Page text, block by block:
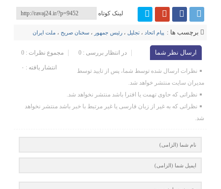
لینک کوتاه
برچسب ها : پیام اتحاد ،تجلیل ،رئیس جمهور ،سخنان صریح ، ملت ایران
ارسال نظر شما مجموع نظرات : 0 در انتظار بررسی : 0
انتشار یافته : ۰
نظرات ارسال شده توسط شما، پس از تایید توسط
مدیران سایت منتشر خواهد شد.
نظراتی که حاوی تهمت یا افترا باشد منتشر نخواهد شد.
نظراتی که به غیر از زبان فارسی یا غیر مرتبط با خبر باشد منتشر نخواهد
شد.